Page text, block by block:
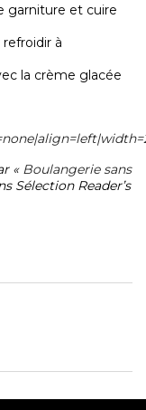
garniture et cuire
à
la crème glacée
« Boulangerie sans
Sélection Reader’s